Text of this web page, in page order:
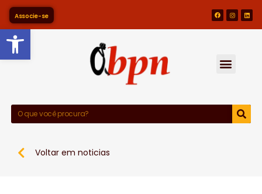
Barra de Ferramentas
Associe-se
Voltar em noticias